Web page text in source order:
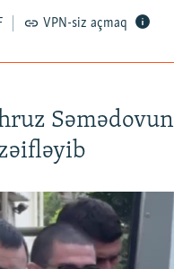
VPN-siz açmaq
Səmədovun